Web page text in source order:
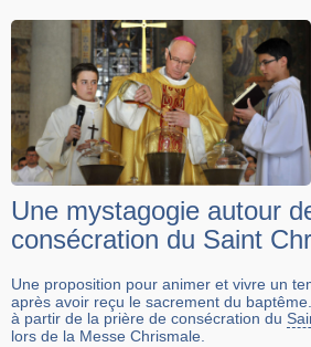
Une mystagogie autour
consécration du Saint
Une proposition pour animer et vivre un
après avoir reçu le sacrement du
à partir de la prière de consécration du
lors de la Messe Chrismale.